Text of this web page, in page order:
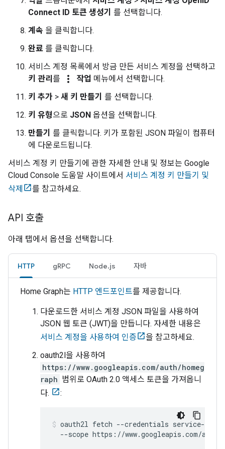
Connect ID 토큰 생성기 를 선택합니다.
계속 을 클릭합니다.
완료 를 클릭합니다.
서비스 계정 목록에서 방금 만든 서비스 계정을 선택하고
키 관리 를 more_vert 작업 메뉴에서 선택합니다.
키 추가 > 새 키 만들기 를 선택합니다.
키 유형으로 JSON 옵션을 선택합니다.
만들기 를 클릭합니다. 키가 포함된 JSON 파일이 컴퓨터
에 다운로드됩니다.
서비스 계정 키 만들기에 관한 자세한 안내 및 정보는 Google
Cloud Console 도움말 사이트에서 서비스 계정 키 만들기 및
삭제
를 참고하세요.
API 호출
아래 탭에서 옵션을 선택합니다.
HTTP gRPC Node.js 자바
Home Graph는 HTTP 엔드포인트를 제공합니다.
다운로드한 서비스 계정 JSON 파일을 사용하여
JSON 웹 토큰 (JWT)을 만듭니다. 자세한 내용은
서비스 계정을 사용하여 인증
을 참고하세요.
oauth2l을 사용하여
https://www.googleapis.com/auth/homeg
raph 범위로 OAuth 2.0 액세스 토큰을 가져옵니
다.
:
oauth2l fetch --credentials service-